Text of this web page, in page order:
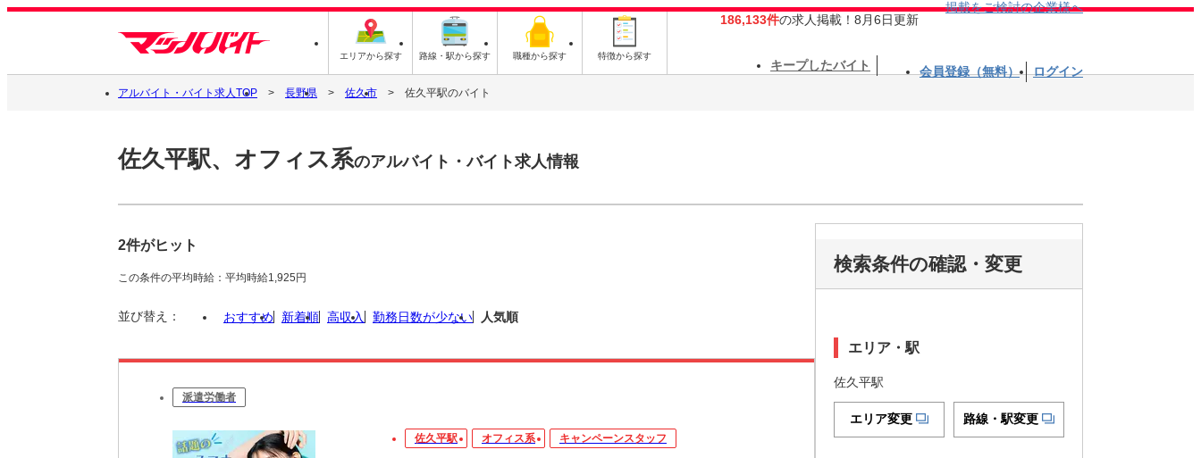
エリアから探す 路線・駅から探す 職種から探す 特徴から探す
186,133件の求人掲載！8月6日更新
掲載をご検討の企業様へ
キープしたバイト 会員登録（無料） ログイン
アルバイト・バイト求人TOP 長野県 佐久市 佐久平駅のバイト
佐久平駅、オフィス系のアルバイト・バイト求人情報
2件がヒット
この条件の平均時給：平均時給1,925円
並び替え： おすすめ 新着順 高収入 勤務日数が少ない 人気順
派遣労働者
佐久平駅 オフィス系 キャンペーンスタッフ
検索条件の確認・変更
エリア・駅
佐久平駅
エリア変更 路線・駅変更